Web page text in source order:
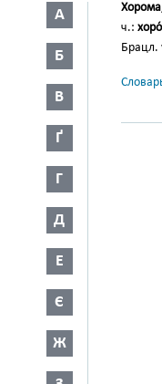
А
Б
В
Ґ
Г
Д
Е
Є
Ж
ч.:
Брацл.